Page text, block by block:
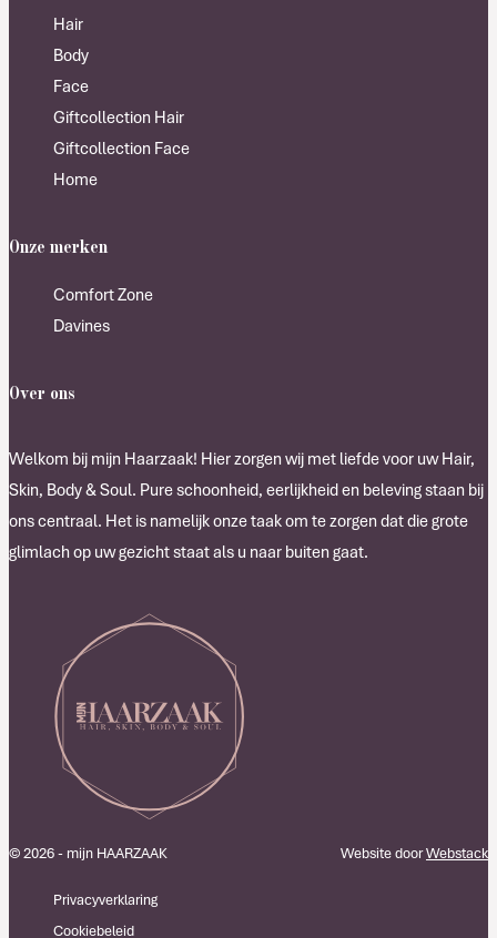
Hair
Body
Face
Giftcollection Hair
Giftcollection Face
Home
Onze merken
Comfort Zone
Davines
Over ons
Welkom bij mijn Haarzaak! Hier zorgen wij met liefde voor uw Hair,
Skin, Body & Soul. Pure schoonheid, eerlijkheid en beleving staan bij
ons centraal. Het is namelijk onze taak om te zorgen dat die grote
glimlach op uw gezicht staat als u naar buiten gaat.
© 2026 - mijn HAARZAAK
Privacyverklaring
Cookiebeleid
Website doorWebstack